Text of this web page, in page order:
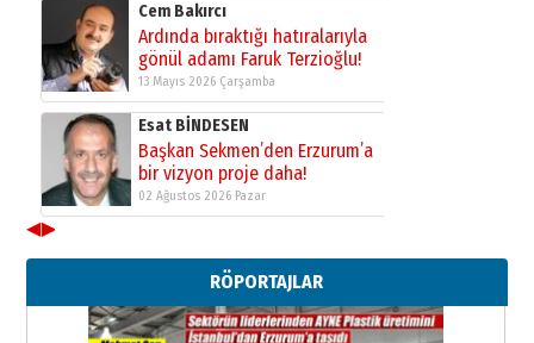
Cem Bakırcı
Ardında bıraktığı hatıralarıyla
gönül adamı Faruk Terzioğlu!
13 Mayıs 2026 Çarşamba
Esat BİNDESEN
Başkan Sekmen’den Erzurum’a
bir vizyon proje daha!
02 Ağustos 2026 Pazar
Erzurumspor’un köşe taşları
29 Haziran 2026 Pazartesi
◀▶
RÖPORTAJLAR